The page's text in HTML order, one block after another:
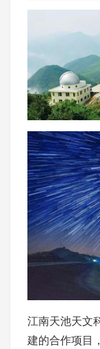
江南天池天文
建的合作项目